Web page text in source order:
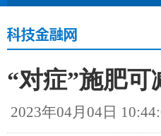
“对症”施肥
2023年04月04日